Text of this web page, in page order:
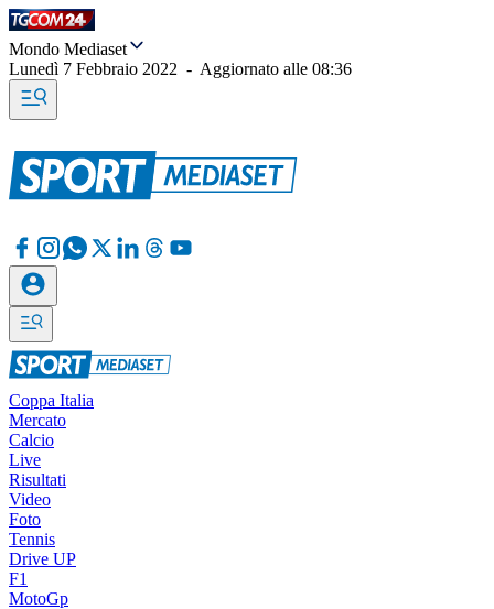
Mondo Mediaset
Lunedì 7 Febbraio 2022 - Aggiornato alle 08:36
Coppa Italia
Mercato
Calcio
Live
Risultati
Video
Foto
Tennis
Drive UP
F1
MotoGp